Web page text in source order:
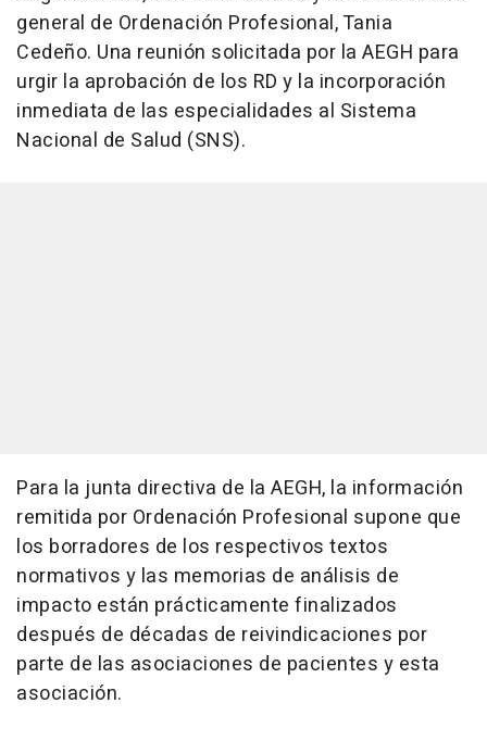
general de Ordenación Profesional, Tania
Cedeño. Una reunión solicitada por la AEGH para
urgir la aprobación de los RD y la incorporación
inmediata de las especialidades al Sistema
Nacional de Salud (SNS).
Para la junta directiva de la AEGH, la información
remitida por Ordenación Profesional supone que
los borradores de los respectivos textos
normativos y las memorias de análisis de
impacto están prácticamente finalizados
después de décadas de reivindicaciones por
parte de las asociaciones de pacientes y esta
asociación.